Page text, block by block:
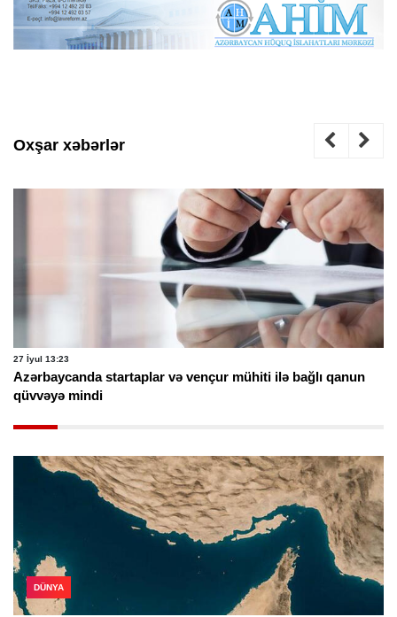
Oxşar xəbərlər
27 İyul 13:23
Azərbaycanda startaplar və vençur mühiti ilə bağlı qanun
qüvvəyə mindi
DÜNYA